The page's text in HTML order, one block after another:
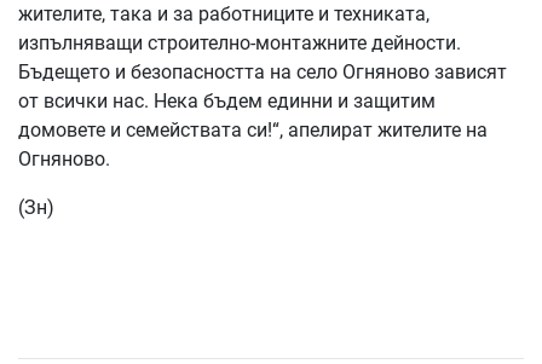
жителите, така и за работниците и техниката,
изпълняващи строително-монтажните дейности.
Бъдещето и безопасността на село Огняново зависят
от всички нас. Нека бъдем единни и защитим
домовете и семействата си!“, апелират жителите на
Огняново.
(Зн)